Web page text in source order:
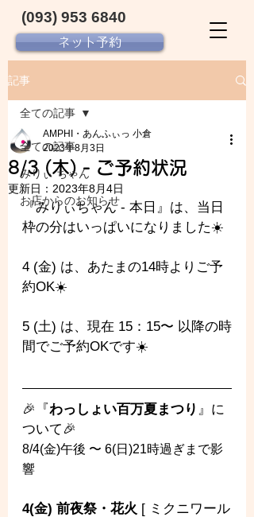
ネット予約
(093) 953 6840‬
記事
全ての記事
みりぃ ちゃん
お店からのお知らせ
全ての記事
8/3 (木) - ご予約状況
AMPHI・あんふぃっ 小倉
2023年8月3日
更新日： 2023年8月4日
『みりぃちゃん - 本日』は、当日
枠の分はいっぱいになりました☀️
4 (金) は、あたまの14時よりご予
約OK☀️
5 (土) は、現在 15：15〜 以降の時
間でご予約OKです☀️
🎉『わっしょい百万夏まつり 』に
ついて🎉
8/4(金)午後 〜 6(日)21時過ぎまで影
響
4(金) 前夜祭・花火 [ ミクニワール